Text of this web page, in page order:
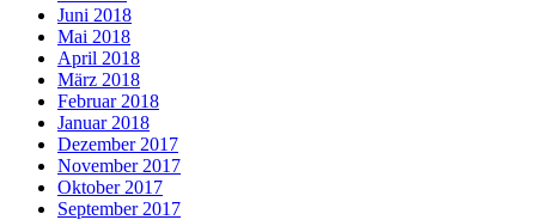
Juni 2018
Mai 2018
April 2018
März 2018
Februar 2018
Januar 2018
Dezember 2017
November 2017
Oktober 2017
September 2017